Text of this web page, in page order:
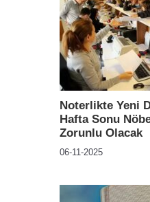
Noterlikte Yeni
Hafta Sonu
Zorunlu Olacak
06-11-2025